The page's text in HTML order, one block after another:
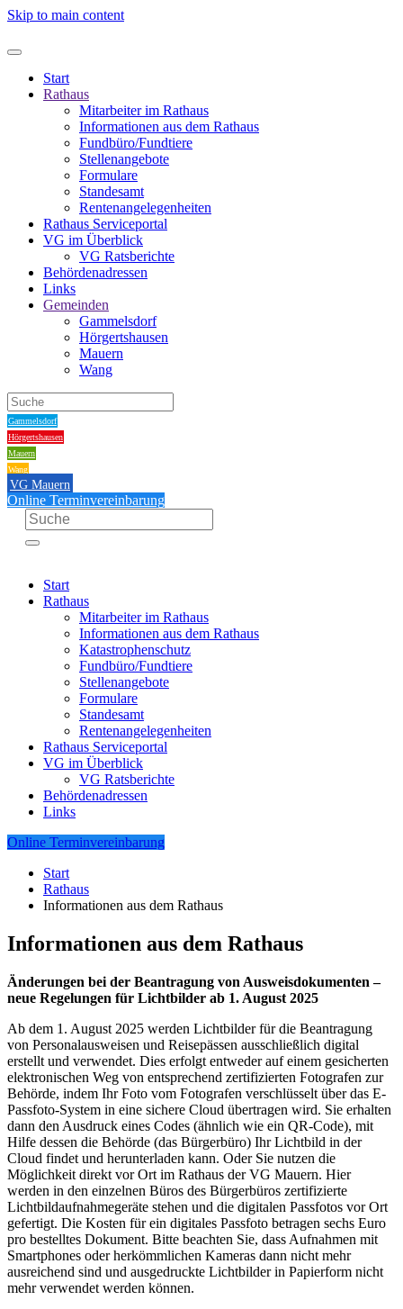
Skip to main content
Start
Rathaus
Mitarbeiter im Rathaus
Informationen aus dem Rathaus
Fundbüro/Fundtiere
Stellenangebote
Formulare
Standesamt
Rentenangelegenheiten
Rathaus Serviceportal
VG im Überblick
VG Ratsberichte
Behördenadressen
Links
Gemeinden
Gammelsdorf
Hörgertshausen
Mauern
Wang
Gammelsdorf
Hörgertshausen
Mauern
Wang
VG Mauern
Online Terminvereinbarung
Start
Rathaus
Mitarbeiter im Rathaus
Informationen aus dem Rathaus
Katastrophenschutz
Fundbüro/Fundtiere
Stellenangebote
Formulare
Standesamt
Rentenangelegenheiten
Rathaus Serviceportal
VG im Überblick
VG Ratsberichte
Behördenadressen
Links
Online Terminvereinbarung
Start
Rathaus
Informationen aus dem Rathaus
Informationen aus dem Rathaus
Änderungen bei der Beantragung von Ausweisdokumenten –
neue Regelungen für Lichtbilder ab 1. August 2025
Ab dem 1. August 2025 werden Lichtbilder für die Beantragung
von Personalausweisen und Reisepässen ausschließlich digital
erstellt und verwendet. Dies erfolgt entweder auf einem gesicherten
elektronischen Weg von entsprechend zertifizierten Fotografen zur
Behörde, indem Ihr Foto vom Fotografen verschlüsselt über das E-
Passfoto-System in eine sichere Cloud übertragen wird. Sie erhalten
dann den Ausdruck eines Codes (ähnlich wie ein QR-Code), mit
Hilfe dessen die Behörde (das Bürgerbüro) Ihr Lichtbild in der
Cloud findet und herunterladen kann. Oder Sie nutzen die
Möglichkeit direkt vor Ort im Rathaus der VG Mauern. Hier
werden in den einzelnen Büros des Bürgerbüros zertifizierte
Lichtbildaufnahmegeräte stehen und die digitalen Passfotos vor Ort
gefertigt. Die Kosten für ein digitales Passfoto betragen sechs Euro
pro bestelltes Dokument. Bitte beachten Sie, dass Aufnahmen mit
Smartphones oder herkömmlichen Kameras dann nicht mehr
ausreichend sind und ausgedruckte Lichtbilder in Papierform nicht
mehr verwendet werden können.